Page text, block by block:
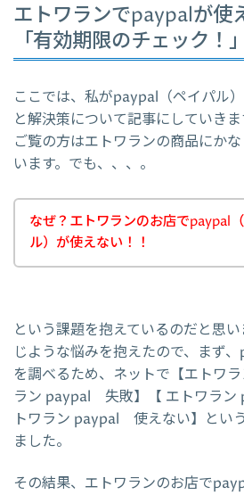
エトワランでpaypalが使
「有効期限のチェック！」
ここでは、私がpaypal（ペイパル
と解決策について記事にしていき
ご覧の方はエトワランの商品にか
います。でも、、、。
なぜ？エトワランのお店でpaypal
ル）が使えない！！
という課題を抱えているのだと思
じような悩みを抱えたので、まず
を調べるため、ネットで【エトワ
ラン paypal 失敗】【 エトワラ
トワラン paypal 使えない】とい
ました。
その結果、エトワランのお店で